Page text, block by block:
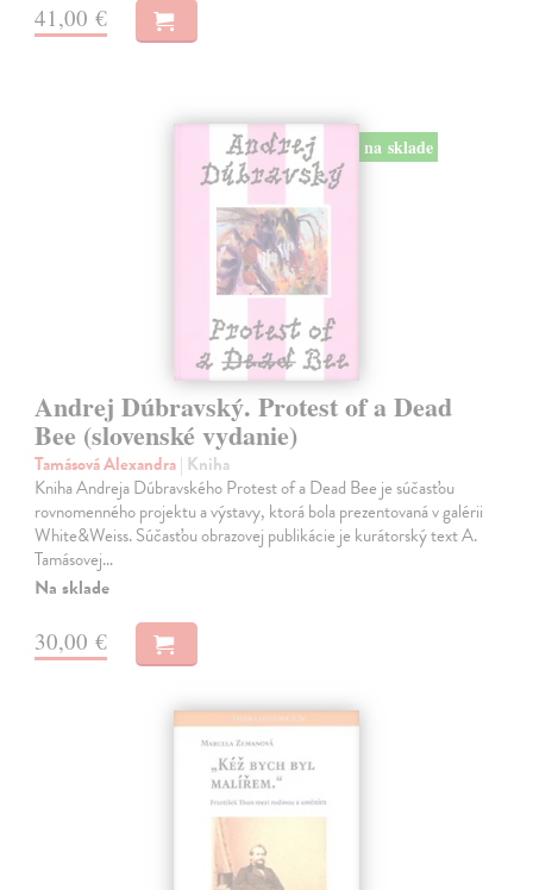
41,00 €
na sklade
Andrej Dúbravský. Protest of a Dead
Bee (slovenské vydanie)
Tamásová Alexandra| Kniha
Kniha Andreja Dúbravského Protest of a Dead Bee je súčasťou
rovnomenného projektu a výstavy, ktorá bola prezentovaná v galérii
White&Weiss. Súčasťou obrazovej publikácie je kurátorský text A.
Tamásovej…
Na sklade
30,00 €